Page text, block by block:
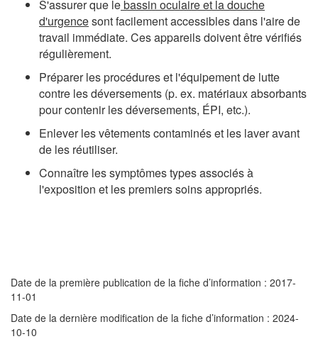
S'assurer que lebassin oculaire et la douche
d'urgencesont facilement accessibles dans l'aire de
travail immédiate. Ces appareils doivent être vérifiés
régulièrement.
Préparer les procédures et l'équipement de lutte
contre les déversements (p. ex. matériaux absorbants
pour contenir les déversements, ÉPI, etc.).
Enlever les vêtements contaminés et les laver avant
de les réutiliser.
Connaître les symptômes types associés à
l'exposition et les premiers soins appropriés.
Date de la première publication de la fiche d’information : 2017-
11-01
Date de la dernière modification de la fiche d’information : 2024-
10-10